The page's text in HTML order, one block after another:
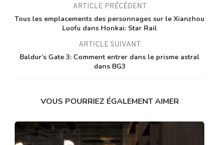
ARTICLE PRÉCÉDENT
Tous les emplacements des personnages sur le Xianzhou
Luofu dans Honkai: Star Rail
ARTICLE SUIVANT
Baldur’s Gate 3: Comment entrer dans le prisme astral
dans BG3
VOUS POURRIEZ ÉGALEMENT AIMER